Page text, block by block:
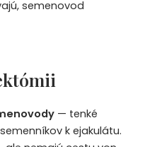
semenovod
— tenké
k ejakulátu.